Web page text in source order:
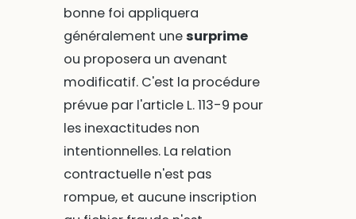
bonne foi appliquera
généralement unesurprime
ou proposera un avenant
modificatif. C'est la procédure
prévue par l'article L. 113-9 pour
les inexactitudes non
intentionnelles. La relation
contractuelle n'est pas
rompue, et aucune inscription